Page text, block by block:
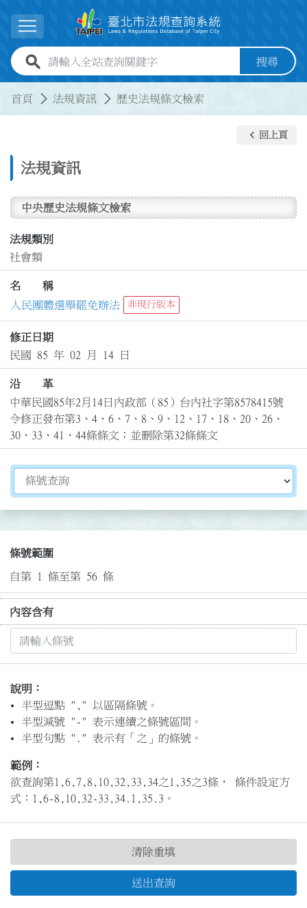
展開選單
全站查詢關鍵字欄位 搜尋
首頁 法規資訊 歷史法規條文檢索
法規資訊
keyboard_arrow_left 回上頁
中央歷史法規條文檢索
法規類別
社會類
名 稱
人民團體選舉罷免辦法
非現行版本
修正日期
民國 85 年 02 月 14 日
沿 革
中華民國85年2月14日內政部（85）台內社字第8578415號
令修正發布第3、4、6、7、8、9、12、17、18、20、26、
30、33、41、44條條文；並刪除第32條條文
切換選擇法規資訊內容
條號範圍
自第 1 條至第 56 條
內容含有
說明：
半型逗點 "," 以區隔條號。
半型減號 "-" 表示連續之條號區間。
半型句點 "." 表示有「之」的條號。
範例：
欲查詢第1,6,7,8,10,32,33,34之1,35之3條， 條件設定方
式：1,6-8,10,32-33,34.1,35.3。
送出查詢
清除重填